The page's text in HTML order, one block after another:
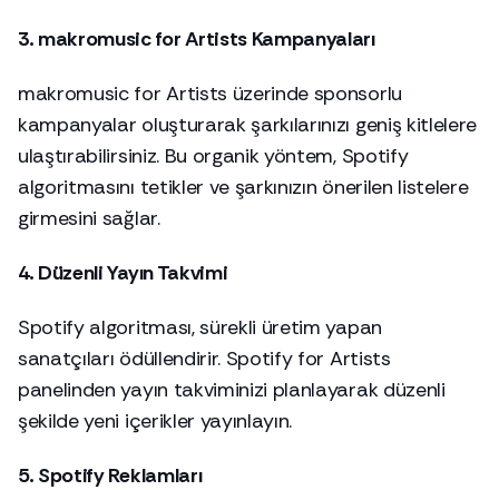
3. makromusic for Artists Kampanyaları
makromusic for Artists üzerinde sponsorlu
kampanyalar oluşturarak şarkılarınızı geniş kitlelere
ulaştırabilirsiniz. Bu organik yöntem, Spotify
algoritmasını tetikler ve şarkınızın önerilen listelere
girmesini sağlar.
4. Düzenli Yayın Takvimi
Spotify algoritması, sürekli üretim yapan
sanatçıları ödüllendirir. Spotify for Artists
panelinden yayın takviminizi planlayarak düzenli
şekilde yeni içerikler yayınlayın.
5. Spotify Reklamları